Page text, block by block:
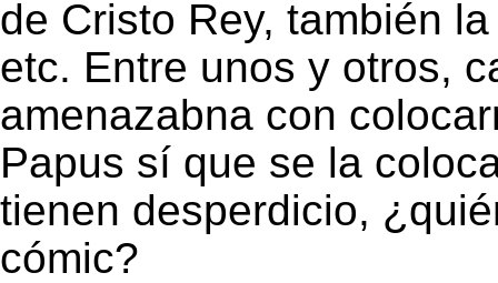
de Cristo Rey, también
etc. Entre unos y otros,
amenazabna con
Papus sí que se la
tienen desperdicio,
cómic?